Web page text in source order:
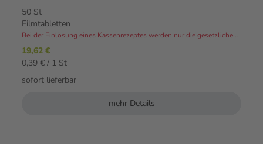
50 St
Filmtabletten
Bei der Einlösung eines Kassenrezeptes werden nur die gesetzlichen Zuzahlungen und Eigenanteile in Rechnung gestellt.⁴
19,62 €
0,39 € / 1 St
sofort lieferbar
mehr Details